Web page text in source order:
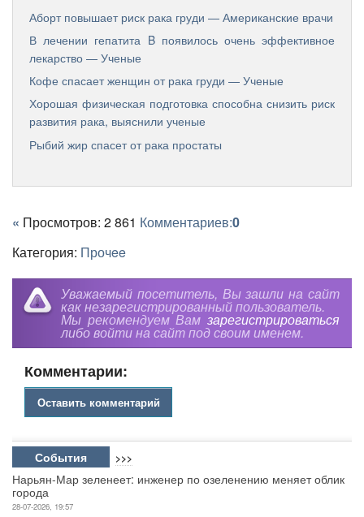
Аборт повышает риск рака груди — Американские врачи
В лечении гепатита B появилось очень эффективное
лекарство — Ученые
Кофе спасает женщин от рака груди — Ученые
Хорошая физическая подготовка способна снизить риск
развития рака, выяснили ученые
Рыбий жир спасет от рака простаты
« Просмотров: 2 861 Комментариев:0
Категория: Прочee
Уважаемый посетитель, Вы зашли на сайт
как незарегистрированный пользователь.
Мы рекомендуем Вам зарегистрироваться
либо войти на сайт под своим именем.
Комментарии:
Оставить комментарий
События >>>
Нарьян-Мар зеленеет: инженер по озеленению меняет облик
города
28-07-2026, 19:57